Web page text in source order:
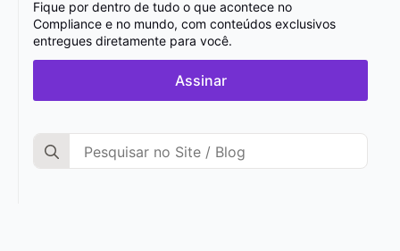
Fique por dentro de tudo o que acontece no
Compliance e no mundo, com conteúdos exclusivos
entregues diretamente para você.
Assinar
Search
for: